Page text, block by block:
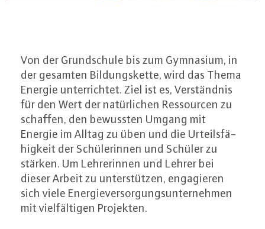
Von der Grund­schu­le bis zum Gymnasium, in
der gesamten Bil­dungs­ket­te, wird das Thema
Energie un­ter­rich­tet. Ziel ist es, Ver­ständ­nis
für den Wert der na­tür­li­chen Res­sour­cen zu
schaffen, den bewussten Umgang mit
Energie im Alltag zu üben und die Ur­teils­fä­
hig­keit der Schü­le­rin­nen und Schüler zu
stärken. Um Leh­re­rin­nen und Lehrer bei
dieser Arbeit zu un­ter­stüt­zen, en­ga­gie­ren
sich viele En­er­gie­ver­sor­gungs­un­ter­neh­men
mit viel­fäl­ti­gen Projekten.